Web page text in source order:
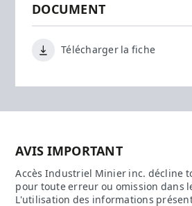
DOCUMENT
Télécharger la fiche
AVIS IMPORTANT
Accès Industriel Minier inc. décline
pour toute erreur ou omission dans
L'utilisation des informations